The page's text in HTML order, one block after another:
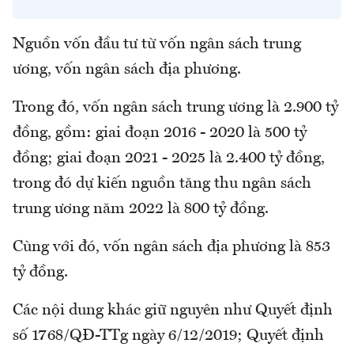
Nguồn vốn đầu tư từ vốn ngân sách trung
ương, vốn ngân sách địa phương.
Trong đó, vốn ngân sách trung ương là 2.900 tỷ
đồng, gồm: giai đoạn 2016 - 2020 là 500 tỷ
đồng; giai đoạn 2021 - 2025 là 2.400 tỷ đồng,
trong đó dự kiến nguồn tăng thu ngân sách
trung ương năm 2022 là 800 tỷ đồng.
Cùng với đó, vốn ngân sách địa phương là 853
tỷ đồng.
Các nội dung khác giữ nguyên như Quyết định
số 1768/QĐ-TTg ngày 6/12/2019; Quyết định